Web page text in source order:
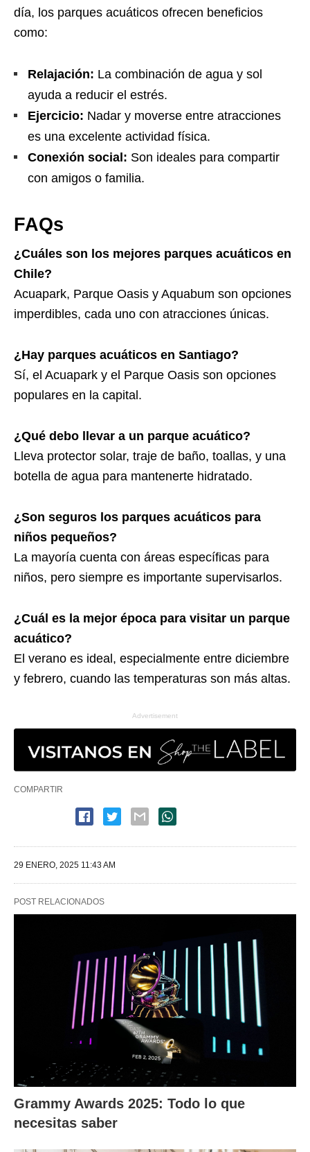
día, los parques acuáticos ofrecen beneficios
como:
Relajación: La combinación de agua y sol
ayuda a reducir el estrés.
Ejercicio: Nadar y moverse entre atracciones
es una excelente actividad física.
Conexión social: Son ideales para compartir
con amigos o familia.
FAQs
¿Cuáles son los mejores parques acuáticos en
Chile?
Acuapark, Parque Oasis y Aquabum son opciones
imperdibles, cada uno con atracciones únicas.
¿Hay parques acuáticos en Santiago?
Sí, el Acuapark y el Parque Oasis son opciones
populares en la capital.
¿Qué debo llevar a un parque acuático?
Lleva protector solar, traje de baño, toallas, y una
botella de agua para mantenerte hidratado.
¿Son seguros los parques acuáticos para
niños pequeños?
La mayoría cuenta con áreas específicas para
niños, pero siempre es importante supervisarlos.
¿Cuál es la mejor época para visitar un parque
acuático?
El verano es ideal, especialmente entre diciembre
y febrero, cuando las temperaturas son más altas.
Advertisement
COMPARTIR
29 ENERO, 2025 11:43 AM
POST RELACIONADOS
Grammy Awards 2025: Todo lo que
necesitas saber